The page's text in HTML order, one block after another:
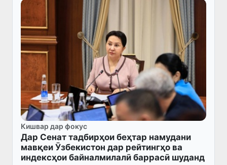
Кишвар дар фокус
Дар Сенат тадбирҳои беҳтар намудани
мавқеи Ӯзбекистон дар рейтингҳо ва
индексҳои байналмилалӣ баррасӣ шуданд